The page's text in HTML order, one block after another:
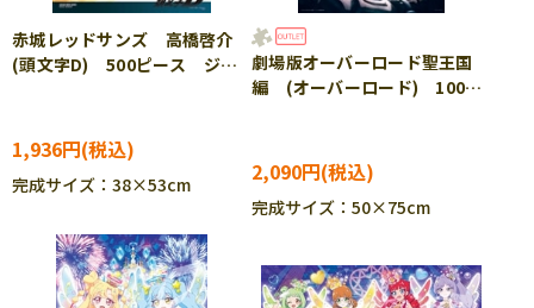
赤城レッドサンズ 高橋啓介
(頭文字D) 500ピース ジグ
1,936円
完成サイズ：38×53cm
劇場版オーバーロード聖王国
編 (オーバーロード) 1000
2,090円
完成サイズ：50×75cm